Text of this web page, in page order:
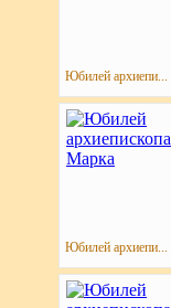
Юбилей архиепи...
Юбилей архиепи...